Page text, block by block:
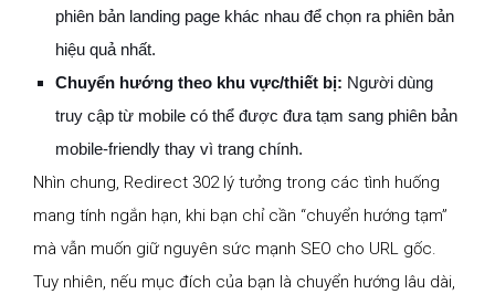
phiên bản landing page khác nhau để chọn ra phiên bản
hiệu quả nhất.
Chuyển hướng theo khu vực/thiết bị: Người dùng
truy cập từ mobile có thể được đưa tạm sang phiên bản
mobile-friendly thay vì trang chính.
Nhìn chung, Redirect 302 lý tưởng trong các tình huống
mang tính ngắn hạn, khi bạn chỉ cần “chuyển hướng tạm”
mà vẫn muốn giữ nguyên sức mạnh SEO cho URL gốc.
Tuy nhiên, nếu mục đích của bạn là chuyển hướng lâu dài,